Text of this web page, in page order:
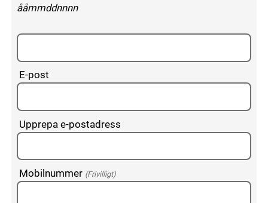
enligt följande mönster:
ååmmddnnnn
E-post
Upprepa e-postadress
Mobilnummer (Frivilligt)